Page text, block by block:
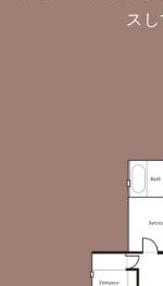
ス